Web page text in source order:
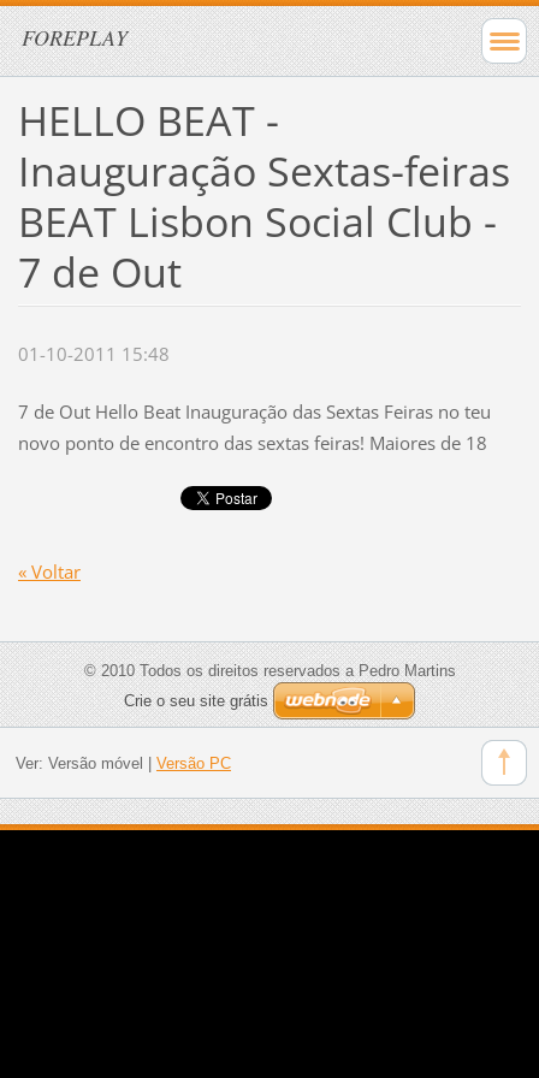
FOREPLAY
HELLO BEAT -
Inauguração Sextas-feiras
BEAT Lisbon Social Club -
7 de Out
01-10-2011 15:48
7 de Out Hello Beat Inauguração das Sextas Feiras no teu
novo ponto de encontro das sextas feiras! Maiores de 18
« Voltar
© 2010 Todos os direitos reservados a Pedro Martins
Crie o seu site grátis
Ver: Versão móvel Versão PC